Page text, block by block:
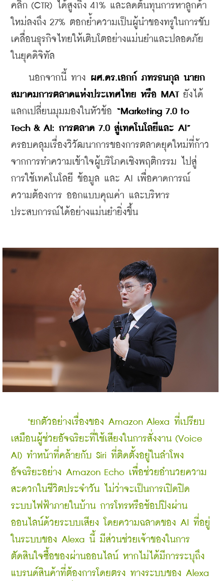
คลิก (CTR) ได้สูงถึง 41% และลดต้นทุนการหาลูกค้า
ใหม่ลงถึง 27% ตอกย้ำความเป็นผู้นำของทรูในการขับ
เคลื่อนธุรกิจไทยให้เติบโตอย่างแม่นยำและปลอดภัย
ในยุคดิจิทัล
นอกจากนี้ ทาง ผศ.ดร.เอกก์ ภทรธนกุล นายก
สมาคมการตลาดแห่งประเทศไทย หรือ MAT ยังได้
แลกเปลี่ยนมุมมองในหัวข้อ “Marketing 7.0 to
Tech & AI: การตลาด 7.0 สู่เทคโนโลยีและ AI”
ครอบคลุมเรื่องวิวัฒนาการของการตลาดยุคใหม่ที่ก้าว
จากการทำความเข้าใจผู้บริโภคเชิงพฤติกรรม ไปสู่
การใช้เทคโนโลยี ข้อมูล และ AI เพื่อคาดการณ์
ความต้องการ ออกแบบคุณค่า และบริหาร
ประสบการณ์ได้อย่างแม่นยำยิ่งขึ้น
"ยกตัวอย่างเรื่องของ Amazon Alexa ที่เปรียบ
เสมือนผู้ช่วยอัจฉริยะที่ใช้เสียงในการสั่งงาน (Voice
AI) ทำหน้าที่คล้ายกับ Siri ที่ติดตั้งอยู่ในลำโพง
อัจฉริยะอย่าง Amazon Echo เพื่อช่วยอำนวยความ
สะดวกในชีวิตประจำวัน ไม่ว่าจะเป็นการเปิดปิด
ระบบไฟฟ้าภายในบ้าน การโทรหรือช้อปปิงผ่าน
ออนไลน์ด้วยระบบเสียง โดยความฉลาดของ AI ที่อยู่
ในระบบของ Alexa นี้ มีส่วนช่วยเจ้าของในการ
ตัดสินใจซื้อของผ่านออนไลน์ หากไม่ได้มีการระบุถึง
แบรนด์สินค้าที่ต้องการโดยตรง ทางระบบของ Alexa